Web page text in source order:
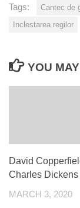
Tags: Cantec de
Inclestarea regilor
YOU
David
Charles Dickens
MARCH 3, 2020